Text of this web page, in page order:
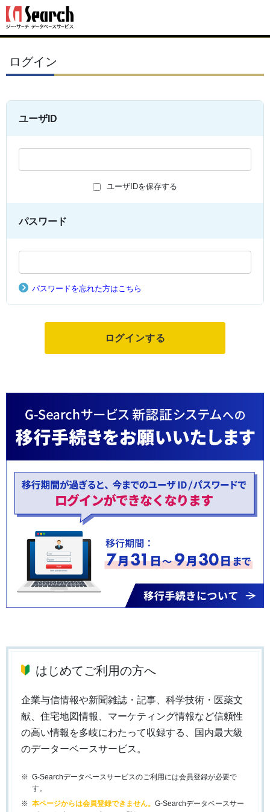
ログイン
ユーザID
ユーザIDを保存する
パスワード
パスワードを忘れた方はこちら
はじめてご利用の方へ
企業与信情報や新聞雑誌・記事、科学技術・医薬文
献、住宅地図情報、マーケティング情報など信頼性
の高い情報を多岐にわたって収録する、国内最大級
のデーターベースサービス。
G-Searchデータベースサービスのご利用には会員登録が必要で
す。
本ページからは会員登録できません。 G-Searchデータベースサー